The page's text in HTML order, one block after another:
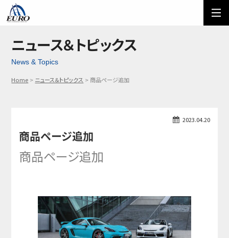
オーダーフォーム
メール問い合わせ
ニュース＆トピックス
News & Topics
Home ニュース＆トピックス 商品ページ追加
2023.04.20
商品ページ追加
商品ページ追加